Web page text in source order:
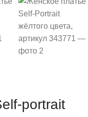
portrait